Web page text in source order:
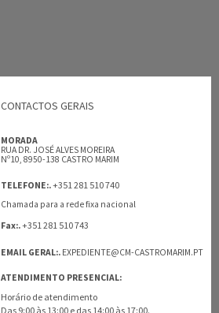
CONTACTOS GERAIS
MORADA
RUA DR. JOSÉ ALVES MOREIRA
Nº10, 8950-138 CASTRO MARIM
TELEFONE:.+351 281 510 740
Chamada para a rede fixa nacional
Fax:.+351 281 510 743
EMAIL GERAL:. EXPEDIENTE@CM-CASTROMARIM.PT
ATENDIMENTO PRESENCIAL:
Horário de atendimento
Das 9:00 às 13:00 e das 14:00 às 17:00.